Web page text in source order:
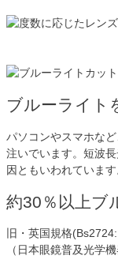
ブルーライト
パソコンやスマホな
注いでいます。短波
因ともいわれています
約30％以上ブ
旧・英国規格
（日本眼鏡普及光学